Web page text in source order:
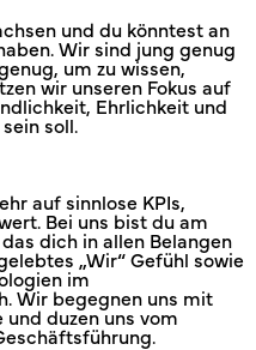
und du könntest an
Wir sind jung genug
um zu wissen,
wir unseren Fokus auf
Ehrlichkeit und
soll.
auf sinnlose KPIs,
Bei uns bist du am
dich in allen Belangen
„Wir“ Gefühl sowie
im
Wir begegnen uns mit
duzen uns vom